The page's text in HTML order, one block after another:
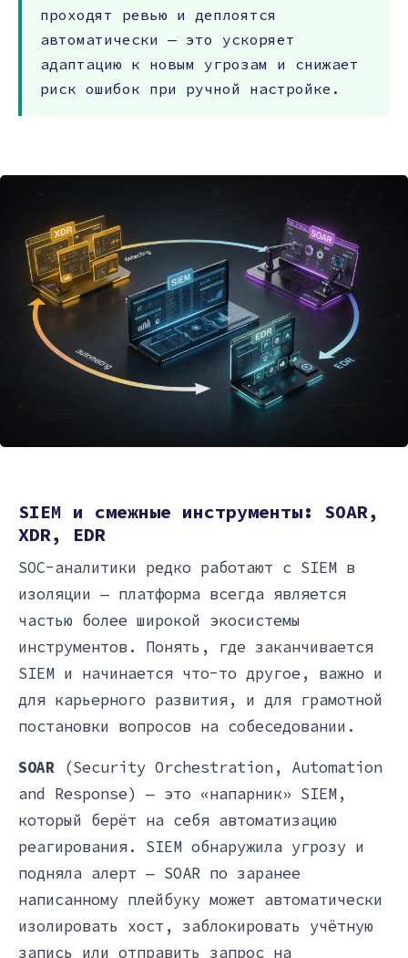
проходят ревью и деплоятся
автоматически — это ускоряет
адаптацию к новым угрозам и снижает
риск ошибок при ручной настройке.
SIEM и смежные инструменты: SOAR,
XDR, EDR
SOC-аналитики редко работают с SIEM в
изоляции — платформа всегда является
частью более широкой экосистемы
инструментов. Понять, где заканчивается
SIEM и начинается что-то другое, важно и
для карьерного развития, и для грамотной
постановки вопросов на собеседовании.
SOAR (Security Orchestration, Automation
and Response) — это «напарник» SIEM,
который берёт на себя автоматизацию
реагирования. SIEM обнаружила угрозу и
подняла алерт — SOAR по заранее
написанному плейбуку может автоматически
изолировать хост, заблокировать учётную
запись или отправить запрос на